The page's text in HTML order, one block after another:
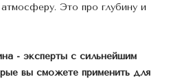
Это про глубину и
- эксперты с сильнейшим
вы сможете применить для